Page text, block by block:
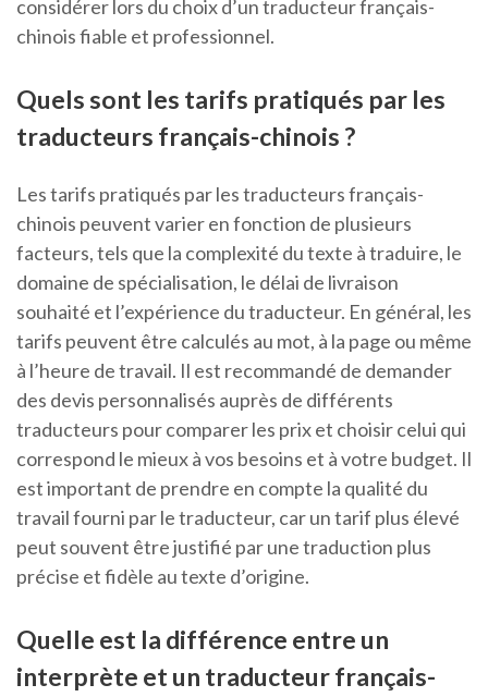
considérer lors du choix d’un traducteur français-
chinois fiable et professionnel.
Quels sont les tarifs pratiqués par les
traducteurs français-chinois ?
Les tarifs pratiqués par les traducteurs français-
chinois peuvent varier en fonction de plusieurs
facteurs, tels que la complexité du texte à traduire, le
domaine de spécialisation, le délai de livraison
souhaité et l’expérience du traducteur. En général, les
tarifs peuvent être calculés au mot, à la page ou même
à l’heure de travail. Il est recommandé de demander
des devis personnalisés auprès de différents
traducteurs pour comparer les prix et choisir celui qui
correspond le mieux à vos besoins et à votre budget. Il
est important de prendre en compte la qualité du
travail fourni par le traducteur, car un tarif plus élevé
peut souvent être justifié par une traduction plus
précise et fidèle au texte d’origine.
Quelle est la différence entre un
interprète et un traducteur français-